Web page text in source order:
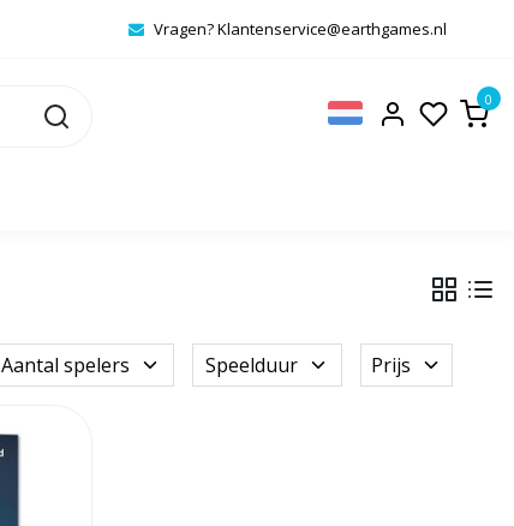
Vragen?Klantenservice@earthgames.nl
0
Aantal spelers Speelduur Prijs